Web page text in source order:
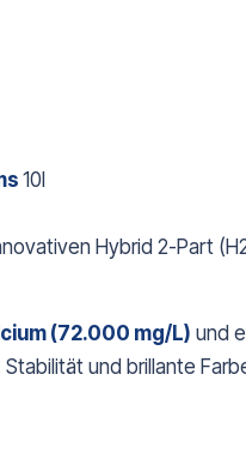
10l
Hybrid 2-Part
(72.000 mg/L) und
und brillante